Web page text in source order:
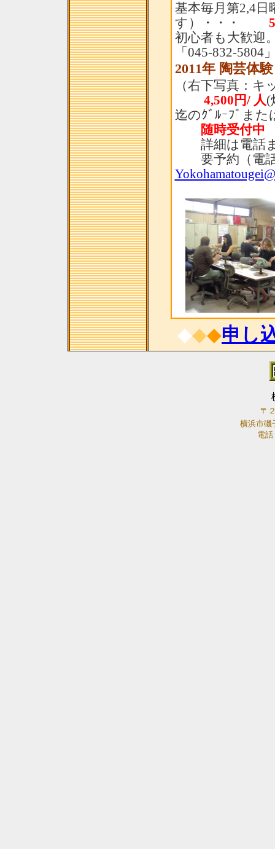
基本毎月第2,4
す）・・・
初心者も大歓迎
「045-832-5804
2011年 陶芸体
（右下写真：キ
4,500円/ 人(
迄のｸﾞﾙｰﾌﾟまた
随時受付中
詳細は電話ま
要予約（電話
◆◆◆申し
〒
横浜市磯
電話